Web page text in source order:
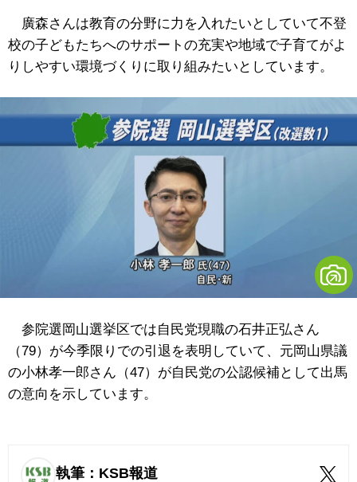
廣森さんは教育の分野に力を入れたいとしていて不登
校の子どもたちへのサポートの充実や地域で子育てがよ
りしやすい環境づくりに取り組みたいとしています。
参院選岡山選挙区では自民党現職の石井正弘さん
（79）が今季限りでの引退を表明していて、元岡山県議
の小林孝一郎さん（47）が自民党の公認候補として出馬
の意向を示しています。
執筆：KSB報道